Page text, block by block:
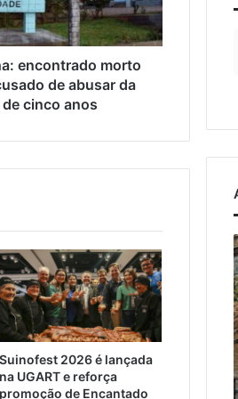
encontrado morto
de abusar da
cinco anos
Suinofest 2026 é lançada
na UGART e reforça
promoção de Encantado
assina
novos
decretos
para
restringir
cidadania
por
nascimento
7 de agosto de 2026
Trump assina novos
decretos para restringir
cidadania por nascimento